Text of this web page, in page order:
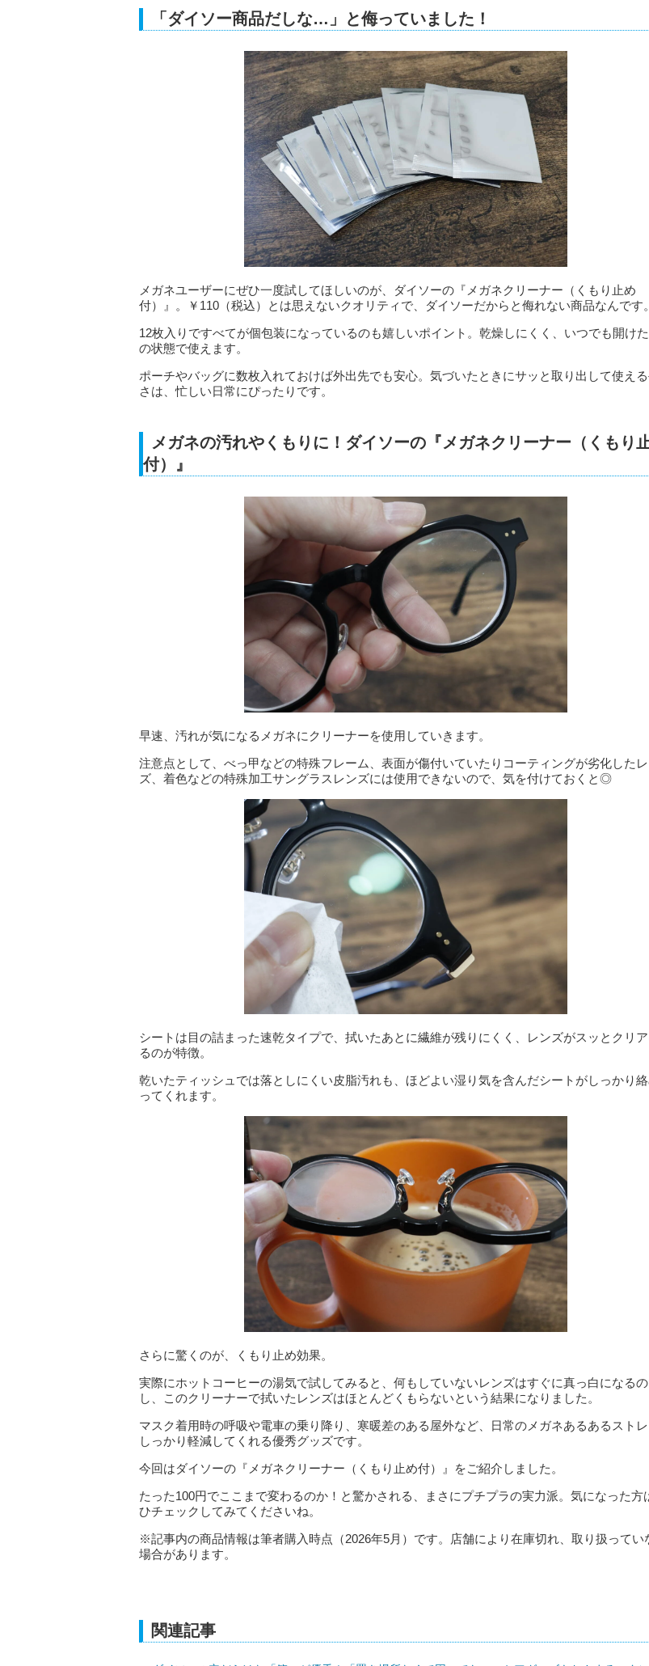
「ダイソー商品だしな…」と侮っていました！
メガネユーザーにぜひ一度試してほしいのが、ダイソーの『メガネクリーナー（くもり止め
付）』。￥110（税込）とは思えないクオリティで、ダイソーだからと侮れない商品なんです。
12枚入りですべてが個包装になっているのも嬉しいポイント。乾燥しにくく、いつでも開け
の状態で使えます。
ポーチやバッグに数枚入れておけば外出先でも安心。気づいたときにサッと取り出して使え
さは、忙しい日常にぴったりです。
メガネの汚れやくもりに！ダイソーの『メガネクリーナー（くもり
付）』
早速、汚れが気になるメガネにクリーナーを使用していきます。
注意点として、べっ甲などの特殊フレーム、表面が傷付いていたりコーティングが劣化した
ズ、着色などの特殊加工サングラスレンズには使用できないので、気を付けておくと◎
シートは目の詰まった速乾タイプで、拭いたあとに繊維が残りにくく、レンズがスッとクリ
るのが特徴。
乾いたティッシュでは落としにくい皮脂汚れも、ほどよい湿り気を含んだシートがしっかり
ってくれます。
さらに驚くのが、くもり止め効果。
実際にホットコーヒーの湯気で試してみると、何もしていないレンズはすぐに真っ白になる
し、このクリーナーで拭いたレンズはほとんどくもらないという結果になりました。
マスク着用時の呼吸や電車の乗り降り、寒暖差のある屋外など、日常のメガネあるあるスト
しっかり軽減してくれる優秀グッズです。
今回はダイソーの『メガネクリーナー（くもり止め付）』をご紹介しました。
たった100円でここまで変わるのか！と驚かされる、まさにプチプラの実力派。気になった方
ひチェックしてみてくださいね。
※記事内の商品情報は筆者購入時点（2026年5月）です。店舗により在庫切れ、取り扱ってい
場合があります。
関連記事